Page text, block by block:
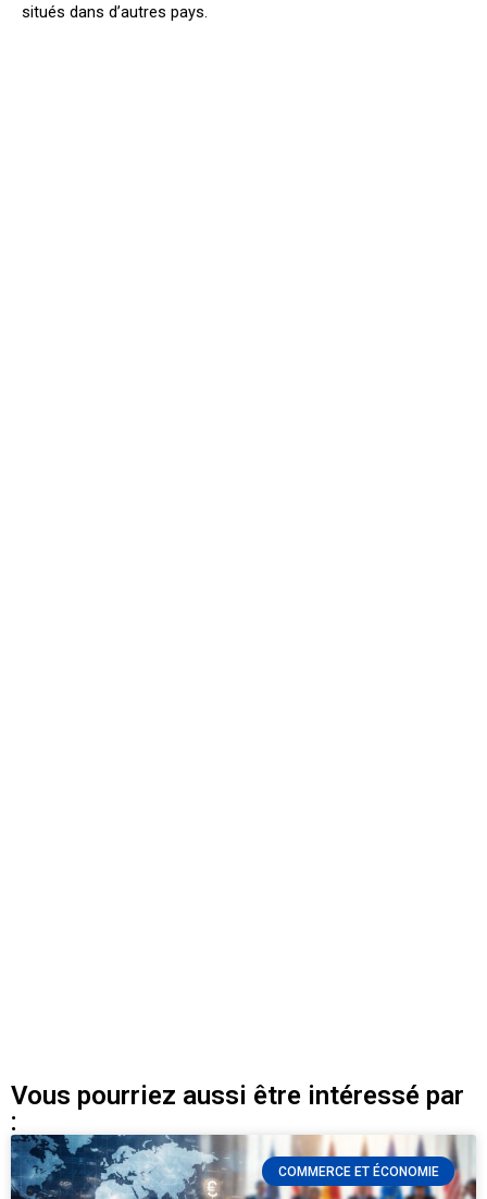
situés dans d’autres pays.
Vous pourriez aussi être intéressé par
:
COMMERCE ET ÉCONOMIE